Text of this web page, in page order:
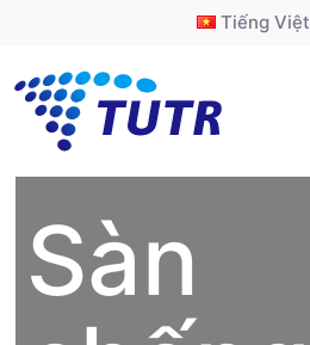
Tiếng Việt
Sàn